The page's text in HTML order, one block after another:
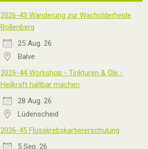
2026-43 Wanderung zur Wacholderheide
Bollenberg
25 Aug. 26
Balve
2026-44 Workshop - Tinkturen & Öle -
Heilkraft haltbar machen
28 Aug. 26
Lüdenscheid
2026-45 Flusskrebskartiererschulung
5 Sep. 26